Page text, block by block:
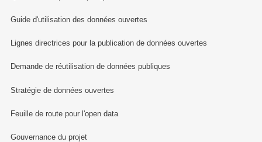
Guide d'utilisation des données ouvertes
Lignes directrices pour la publication de données ouvertes
Demande de réutilisation de données publiques
Stratégie de données ouvertes
Feuille de route pour l'open data
Gouvernance du projet